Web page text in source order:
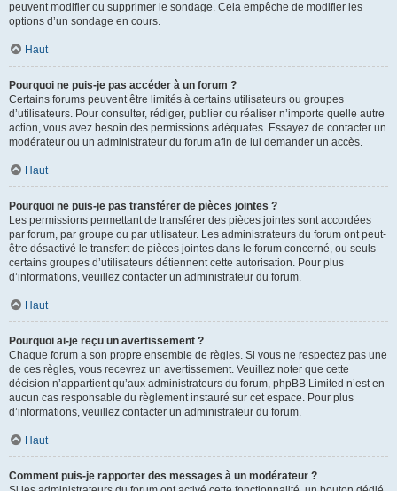
peuvent modifier ou supprimer le sondage. Cela empêche de modifier les
options d’un sondage en cours.
Haut
Pourquoi ne puis-je pas accéder à un forum ?
Certains forums peuvent être limités à certains utilisateurs ou groupes
d’utilisateurs. Pour consulter, rédiger, publier ou réaliser n’importe quelle autre
action, vous avez besoin des permissions adéquates. Essayez de contacter un
modérateur ou un administrateur du forum afin de lui demander un accès.
Haut
Pourquoi ne puis-je pas transférer de pièces jointes ?
Les permissions permettant de transférer des pièces jointes sont accordées
par forum, par groupe ou par utilisateur. Les administrateurs du forum ont peut-
être désactivé le transfert de pièces jointes dans le forum concerné, ou seuls
certains groupes d’utilisateurs détiennent cette autorisation. Pour plus
d’informations, veuillez contacter un administrateur du forum.
Haut
Pourquoi ai-je reçu un avertissement ?
Chaque forum a son propre ensemble de règles. Si vous ne respectez pas une
de ces règles, vous recevrez un avertissement. Veuillez noter que cette
décision n’appartient qu’aux administrateurs du forum, phpBB Limited n’est en
aucun cas responsable du règlement instauré sur cet espace. Pour plus
d’informations, veuillez contacter un administrateur du forum.
Haut
Comment puis-je rapporter des messages à un modérateur ?